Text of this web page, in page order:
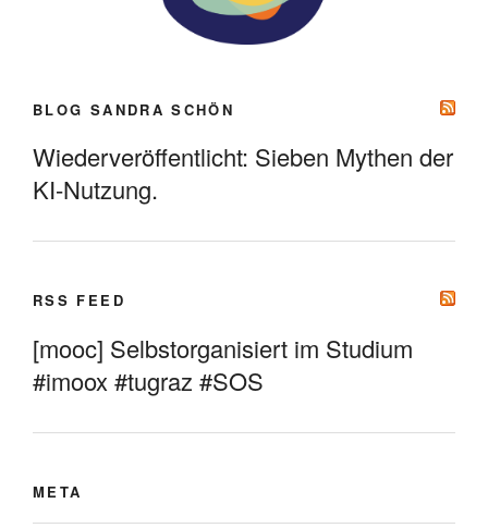
BLOG SANDRA SCHÖN
Wiederveröffentlicht: Sieben Mythen der
KI-Nutzung.
RSS FEED
[mooc] Selbstorganisiert im Studium
#imoox #tugraz #SOS
META